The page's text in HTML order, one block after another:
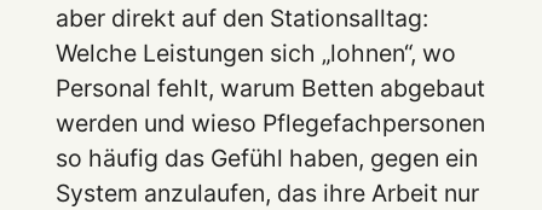
aber direkt auf den Stationsalltag:
Welche Leistungen sich „lohnen“, wo
Personal fehlt, warum Betten abgebaut
werden und wieso Pflegefachpersonen
so häufig das Gefühl haben, gegen ein
System anzulaufen, das ihre Arbeit nur